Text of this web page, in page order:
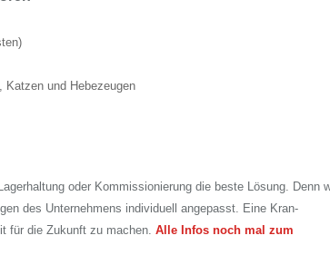
Katzen und Hebezeugen
oder Kommissionierung die beste Lösung. Denn
des Unternehmens individuell angepasst. Eine Kran-
für die Zukunft zu machen. Alle Infos noch mal zum